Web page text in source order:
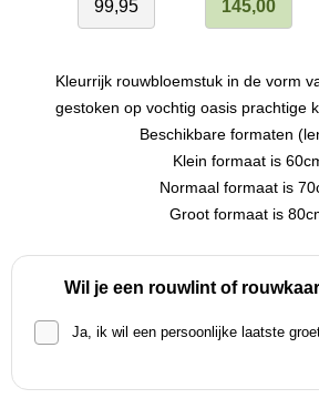
99,95 145,00
Kleurrijk rouwbloemstuk in de vorm
gestoken op vochtig oasis prachtige
Beschikbare formaten
Klein formaat is
Normaal formaat is
Groot formaat is
Wil je een rouwlint of
Ja, ik wil een persoonlijke laatste